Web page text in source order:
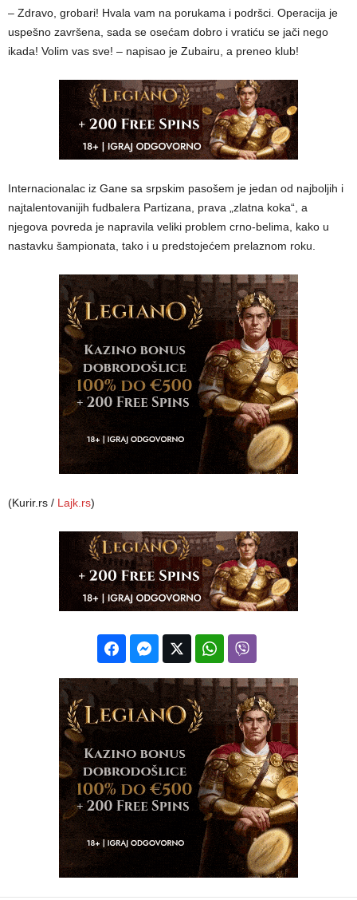
– Zdravo, grobari! Hvala vam na porukama i podršci. Operacija je
uspešno završena, sada se osećam dobro i vratiću se jači nego
ikada! Volim vas sve! – napisao je Zubairu, a preneo klub!
Internacionalac iz Gane sa srpskim pasošem je jedan od najboljih i
najtalentovanijih fudbalera Partizana, prava „zlatna koka“, a
njegova povreda je napravila veliki problem crno-belima, kako u
nastavku šampionata, tako i u predstojećem prelaznom roku.
(Kurir.rs / Lajk.rs)